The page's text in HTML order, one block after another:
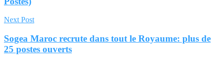
Next Post
Sogea Maroc recrute dans tout le Royaume: plus de
25 postes ouverts